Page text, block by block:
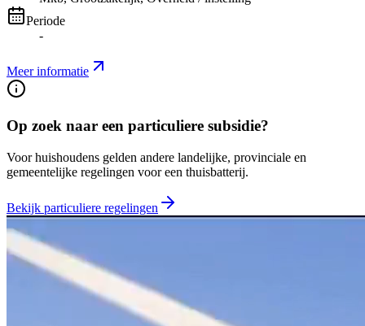
Periode
-
Meer informatie
Op zoek naar een particuliere subsidie?
Voor huishoudens gelden andere landelijke, provinciale en
gemeentelijke regelingen voor een thuisbatterij.
Bekijk particuliere regelingen